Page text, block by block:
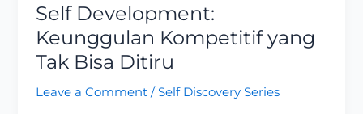
Self Development:
Keunggulan Kompetitif yang
Tak Bisa Ditiru
Leave a Comment /Self Discovery Series